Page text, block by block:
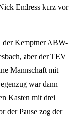
Endress kurz vor
der Kemptner ABW-
aber der TEV
Mannschaft mit
war dann
Kasten mit drei
der Pause zog der